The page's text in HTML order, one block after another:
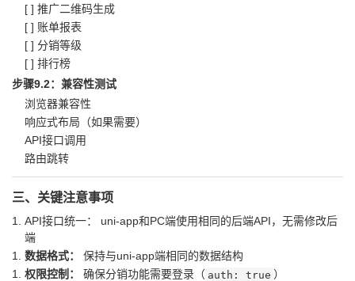
[ ] 推广二维码生成
[ ] 账单报表
[ ] 分销等级
[ ] 排行榜
步骤9.2：兼容性测试
浏览器兼容性
响应式布局（如果需要）
API接口调用
路由跳转
三、关键注意事项
API接口统一： uni-app和PC端使用相同的后端API，无需修改后
端
数据格式：
保持与uni-app端相同的数据结构
权限控制：
确保分销功能需要登录（ auth: true ）